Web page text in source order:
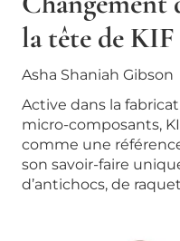
la tête de KIF
Asha Shaniah Gibson
Active dans la
micro-composants,
comme une
son savoir-faire
d’antichocs, de